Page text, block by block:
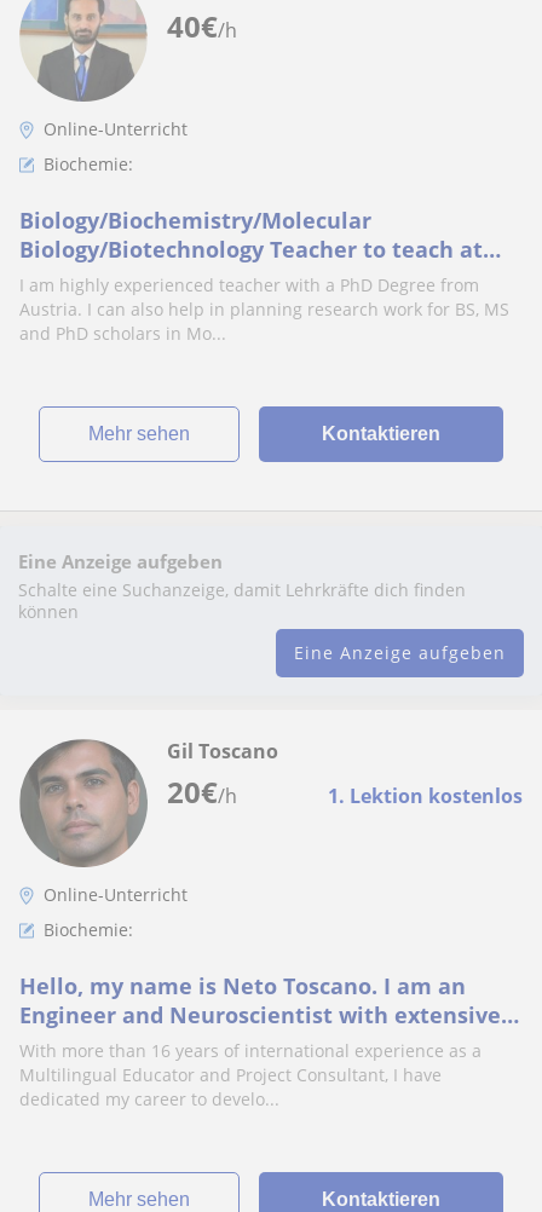
40€/h
Online-Unterricht
Biochemie:
Biology/Biochemistry/Molecular
Biology/Biotechnology Teacher to teach at
various levels
I am highly experienced teacher with a PhD Degree from
Austria. I can also help in planning research work for BS, MS
and PhD scholars in Mo...
Mehr sehen Kontaktieren
Eine Anzeige aufgeben
Schalte eine Suchanzeige, damit Lehrkräfte dich finden
können
Eine Anzeige aufgeben
20€/h 1. Lektion kostenlos
Gil Toscano
Online-Unterricht
Biochemie:
Hello, my name is Neto Toscano. I am an
Engineer and Neuroscientist with extensive
experience in academic teaching &
certificates.
With more than 16 years of international experience as a
Multilingual Educator and Project Consultant, I have
dedicated my career to develo...
Mehr sehen Kontaktieren